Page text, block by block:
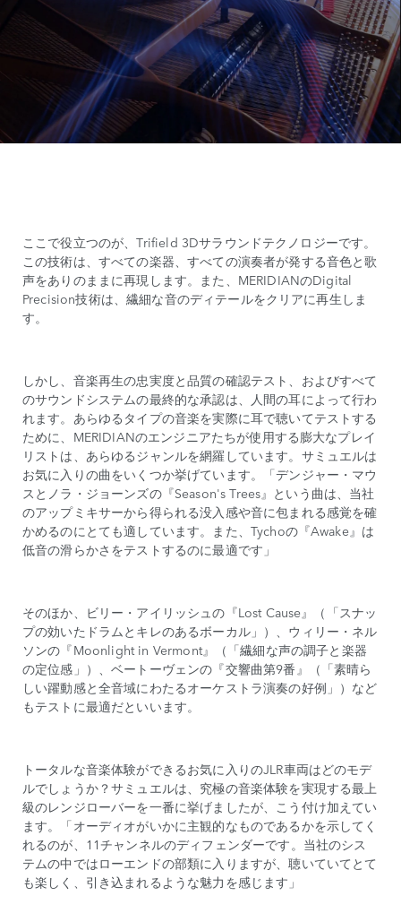
ここで役立つのが、Trifield 3Dサラウンドテクノロジーです。
この技術は、すべての楽器、すべての演奏者が発する音色と歌
声をありのままに再現します。また、MERIDIANのDigital
Precision技術は、繊細な音のディテールをクリアに再生しま
す。
しかし、音楽再生の忠実度と品質の確認テスト、およびすべて
のサウンドシステムの最終的な承認は、人間の耳によって行わ
れます。あらゆるタイプの音楽を実際に耳で聴いてテストする
ために、MERIDIANのエンジニアたちが使用する膨大なプレイ
リストは、あらゆるジャンルを網羅しています。サミュエルは
お気に入りの曲をいくつか挙げています。「デンジャー・マウ
スとノラ・ジョーンズの『Season's Trees』という曲は、当社
のアップミキサーから得られる没入感や音に包まれる感覚を確
かめるのにとても適しています。また、Tychoの『Awake』は
低音の滑らかさをテストするのに最適です」
そのほか、ビリー・アイリッシュの『Lost Cause』（「スナッ
プの効いたドラムとキレのあるボーカル」）、ウィリー・ネル
ソンの『Moonlight in Vermont』（「繊細な声の調子と楽器
の定位感」）、ベートーヴェンの『交響曲第9番』（「素晴ら
しい躍動感と全音域にわたるオーケストラ演奏の好例」）など
もテストに最適だといいます。
トータルな音楽体験ができるお気に入りのJLR車両はどのモデ
ルでしょうか？サミュエルは、究極の音楽体験を実現する最上
級のレンジローバーを一番に挙げましたが、こう付け加えてい
ます。「オーディオがいかに主観的なものであるかを示してく
れるのが、11チャンネルのディフェンダーです。当社のシス
テムの中ではローエンドの部類に入りますが、聴いていてとて
も楽しく、引き込まれるような魅力を感じます」